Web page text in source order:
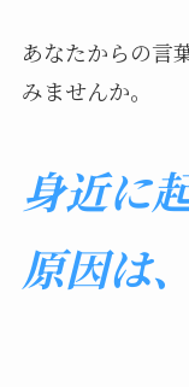
あなたからの言
みませんか。
身近に
原因は